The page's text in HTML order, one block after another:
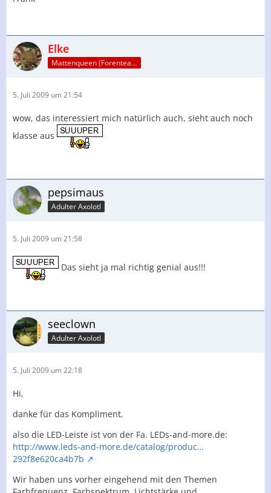
Elke
Mattenqueen (Forenteam)
5. Juli 2009 um 21:54
wow, das interessiert mich natürlich auch, sieht auch noch
klasse aus
pepsimaus
Adulter Axolotl
5. Juli 2009 um 21:58
Das sieht ja mal richtig genial aus!!!
seeclown
Adulter Axolotl
5. Juli 2009 um 22:18
Hi,
danke für das Kompliment.
also die LED-Leiste ist von der Fa. LEDs-and-more.de:
http://www.leds-and-more.de/catalog/produc…
292f8e620ca4b7b
Wir haben uns vorher eingehend mit den Themen